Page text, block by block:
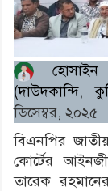
হোসাইন
(দাউদকান্দি,
ডিসেম্বর, ২০২৫
বিএনপির
কোর্টের
তারেক রহমানের